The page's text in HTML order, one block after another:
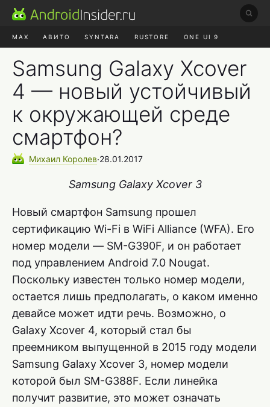
MAX АВИТО SYNTARA RUSTORE ONE UI 9
Samsung Galaxy Xcover
4 — новый устойчивый
к окружающей среде
смартфон?
Михаил Королев∙28.01.2017
Samsung Galaxy Xcover 3
Новый смартфон Samsung прошел
сертификацию Wi-Fi в WiFi Alliance (WFA). Его
номер модели — SM-G390F, и он работает
под управлением Android 7.0 Nougat.
Поскольку известен только номер модели,
остается лишь предполагать, о каком именно
девайсе может идти речь. Возможно, о
Galaxy Xcover 4, который стал бы
преемником выпущенной в 2015 году модели
Samsung Galaxy Xcover 3, номер модели
которой был SM-G388F. Если линейка
получит развитие, это может означать